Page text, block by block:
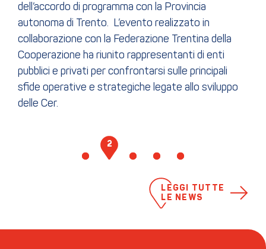
LEGGI TUTTE
LE NEWS
dell’accordo di programma con la Provincia
autonoma di Trento. L’evento realizzato in
collaborazione con la Federazione Trentina della
Cooperazione ha riunito rappresentanti di enti
pubblici e privati per confrontarsi sulle principali
sfide operative e strategiche legate allo sviluppo
delle Cer.
2